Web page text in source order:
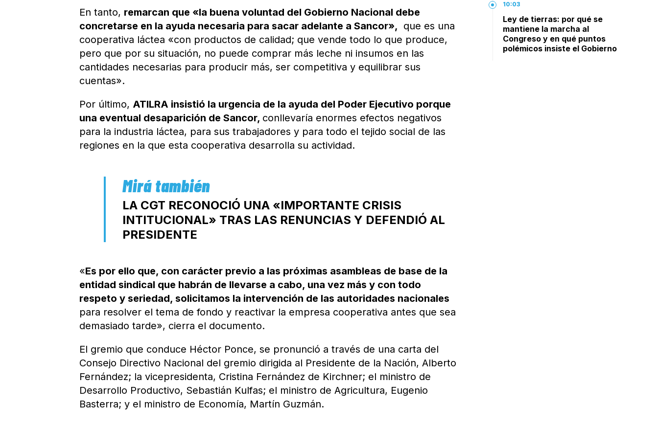
En tanto, remarcan que «la buena voluntad del Gobierno Nacional debe
concretarse en la ayuda necesaria para sacar adelante a Sancor», que es una
cooperativa láctea «con productos de calidad; que vende todo lo que produce,
pero que por su situación, no puede comprar más leche ni insumos en las
cantidades necesarias para producir más, ser competitiva y equilibrar sus
cuentas».
Por último, ATILRA insistió la urgencia de la ayuda del Poder Ejecutivo porque
una eventual desaparición de Sancor, conllevaría enormes efectos negativos
para la industria láctea, para sus trabajadores y para todo el tejido social de las
regiones en la que esta cooperativa desarrolla su actividad.
LA CGT RECONOCIÓ UNA «IMPORTANTE CRISIS
INTITUCIONAL» TRAS LAS RENUNCIAS Y DEFENDIÓ AL
PRESIDENTE
«Es por ello que, con carácter previo a las próximas asambleas de base de la
entidad sindical que habrán de llevarse a cabo, una vez más y con todo
respeto y seriedad, solicitamos la intervención de las autoridades nacionales
para resolver el tema de fondo y reactivar la empresa cooperativa antes que sea
demasiado tarde», cierra el documento.
El gremio que conduce Héctor Ponce, se pronunció a través de una carta del
Consejo Directivo Nacional del gremio dirigida al Presidente de la Nación, Alberto
Fernández; la vicepresidenta, Cristina Fernández de Kirchner; el ministro de
Desarrollo Productivo, Sebastián Kulfas; el ministro de Agricultura, Eugenio
Basterra; y el ministro de Economía, Martín Guzmán.
10:03
Ley de tierras: por qué se
mantiene la marcha al
Congreso y en qué puntos
polémicos insiste el Gobierno